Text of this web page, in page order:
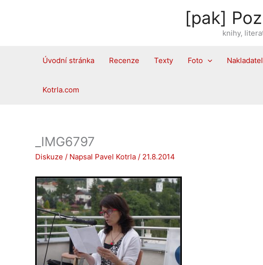
[pak]
knihy,
Úvodní stránka Recenze Texty Foto
Kotrla.com
_IMG6797
Diskuze / Napsal Pavel Kotrla / 21.8.2014